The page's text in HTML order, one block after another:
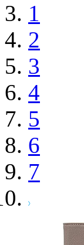
1
2
3
4
5
6
7